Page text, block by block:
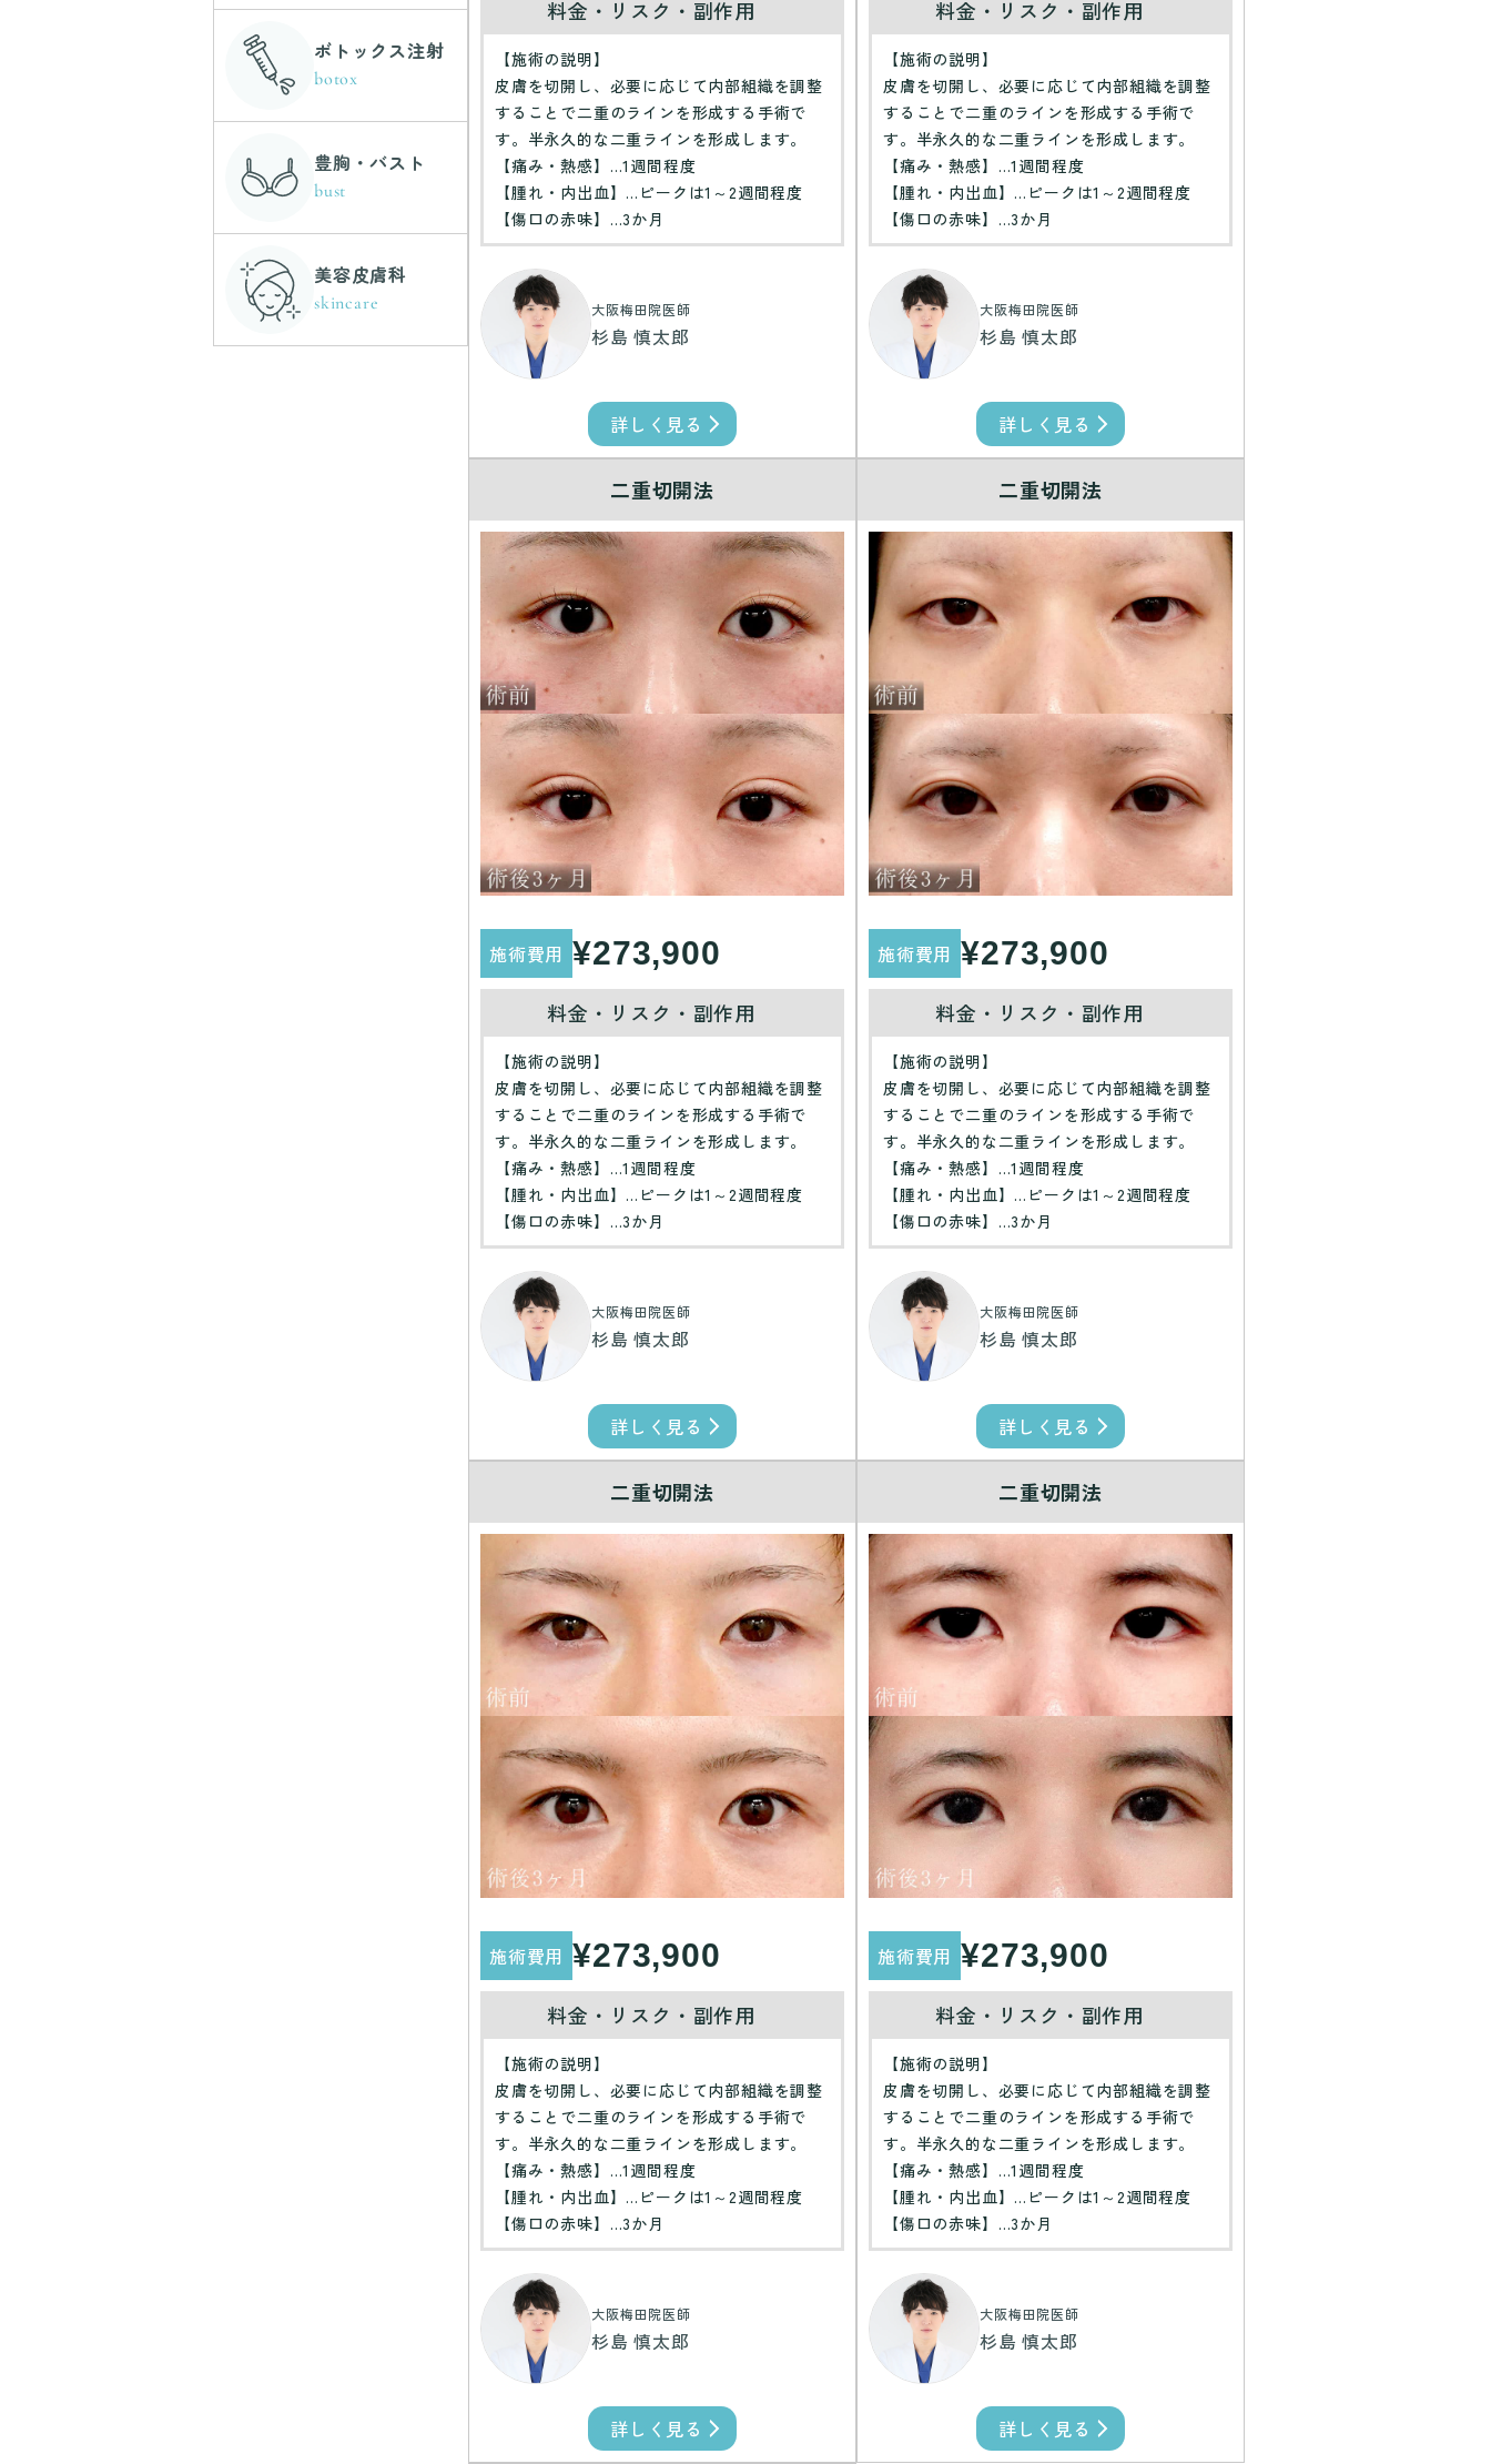
料金・リスク・副作用
【施術の説明】
皮膚を切開し、必要に応じて内部組織を調整
することで二重のラインを形成する手術で
す。半永久的な二重ラインを形成します。
【痛み・熱感】…1週間程度
【腫れ・内出血】…ピークは1～2週間程度
【傷口の赤味】…3か月
大阪梅田院医師
杉島 慎太郎
詳しく見る
料金・リスク・副作用
【施術の説明】
皮膚を切開し、必要に応じて内部組織を調整
することで二重のラインを形成する手術で
す。半永久的な二重ラインを形成します。
【痛み・熱感】…1週間程度
【腫れ・内出血】…ピークは1～2週間程度
【傷口の赤味】…3か月
大阪梅田院医師
杉島 慎太郎
詳しく見る
二重切開法
施術費用 ¥273,900
料金・リスク・副作用
【施術の説明】
皮膚を切開し、必要に応じて内部組織を調整
することで二重のラインを形成する手術で
す。半永久的な二重ラインを形成します。
【痛み・熱感】…1週間程度
【腫れ・内出血】…ピークは1～2週間程度
【傷口の赤味】…3か月
大阪梅田院医師
杉島 慎太郎
詳しく見る
二重切開法
施術費用 ¥273,900
料金・リスク・副作用
【施術の説明】
皮膚を切開し、必要に応じて内部組織を調整
することで二重のラインを形成する手術で
す。半永久的な二重ラインを形成します。
【痛み・熱感】…1週間程度
【腫れ・内出血】…ピークは1～2週間程度
【傷口の赤味】…3か月
大阪梅田院医師
杉島 慎太郎
詳しく見る
二重切開法
施術費用 ¥273,900
料金・リスク・副作用
【施術の説明】
皮膚を切開し、必要に応じて内部組織を調整
することで二重のラインを形成する手術で
す。半永久的な二重ラインを形成します。
【痛み・熱感】…1週間程度
【腫れ・内出血】…ピークは1～2週間程度
【傷口の赤味】…3か月
大阪梅田院医師
杉島 慎太郎
詳しく見る
二重切開法
施術費用 ¥273,900
料金・リスク・副作用
【施術の説明】
皮膚を切開し、必要に応じて内部組織を調整
することで二重のラインを形成する手術で
す。半永久的な二重ラインを形成します。
【痛み・熱感】…1週間程度
【腫れ・内出血】…ピークは1～2週間程度
【傷口の赤味】…3か月
大阪梅田院医師
杉島 慎太郎
詳しく見る
ボトックス注射
botox
豊胸・バスト
bust
美容皮膚科
skincare